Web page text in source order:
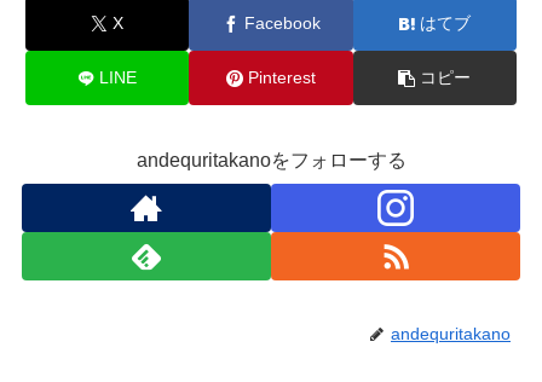
X Facebook はてブ
LINE Pinterest コピー
andequritakanoをフォローする
andequritakano